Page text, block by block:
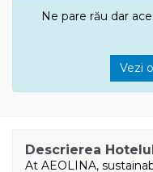
Ne pare rău dar
Vezi
Descrierea
At AEOLINA,